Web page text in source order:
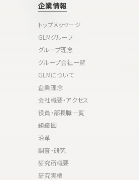
企業情報
トップメッセージ
GLMグループ
グループ理念
グループ会社一覧
GLMについて
企業理念
会社概要・アクセス
役員・部長職一覧
組織図
沿革
調査・研究
研究所概要
研究実績